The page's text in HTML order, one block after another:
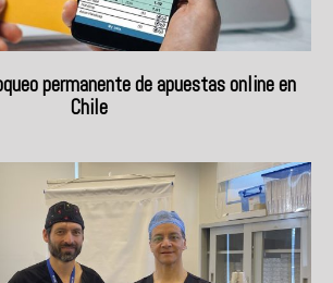
permanente de apuestas online en
Chile